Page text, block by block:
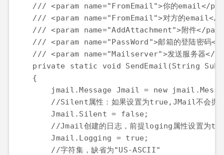
/// <param name="FromEmail">你的email</
/// <param name="FromEmail">对方的email</
/// <param name="AddAttachment">附件</
/// <param name="PassWord">邮箱的登陆密码
/// <param name="Mailserver">发送服务器</
private static void SendEmail(String
    {
jmail.Message Jmail = new
//Silent属性：如果设置为true,JMail不会
        Jmail.Silent = false;
//Jmail创建的日志，前提
        Jmail.Logging = true;
//字符集，缺省为"US-